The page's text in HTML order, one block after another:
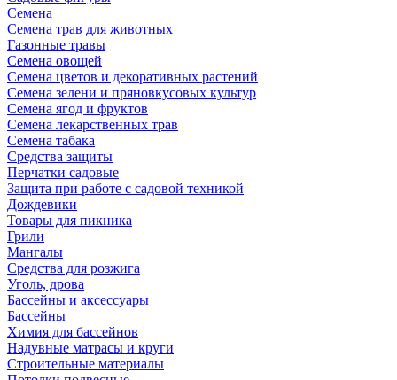
Семена
Семена трав для животных
Газонные травы
Семена овощей
Семена цветов и декоративных растений
Семена зелени и пряновкусовых культур
Семена ягод и фруктов
Семена лекарственных трав
Семена табака
Средства защиты
Перчатки садовые
Защита при работе с садовой техникой
Дождевики
Товары для пикника
Грили
Мангалы
Средства для розжига
Уголь, дрова
Бассейны и аксессуары
Бассейны
Химия для бассейнов
Надувные матрасы и круги
Строительные материалы